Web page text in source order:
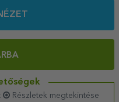
Részletek megtekintése